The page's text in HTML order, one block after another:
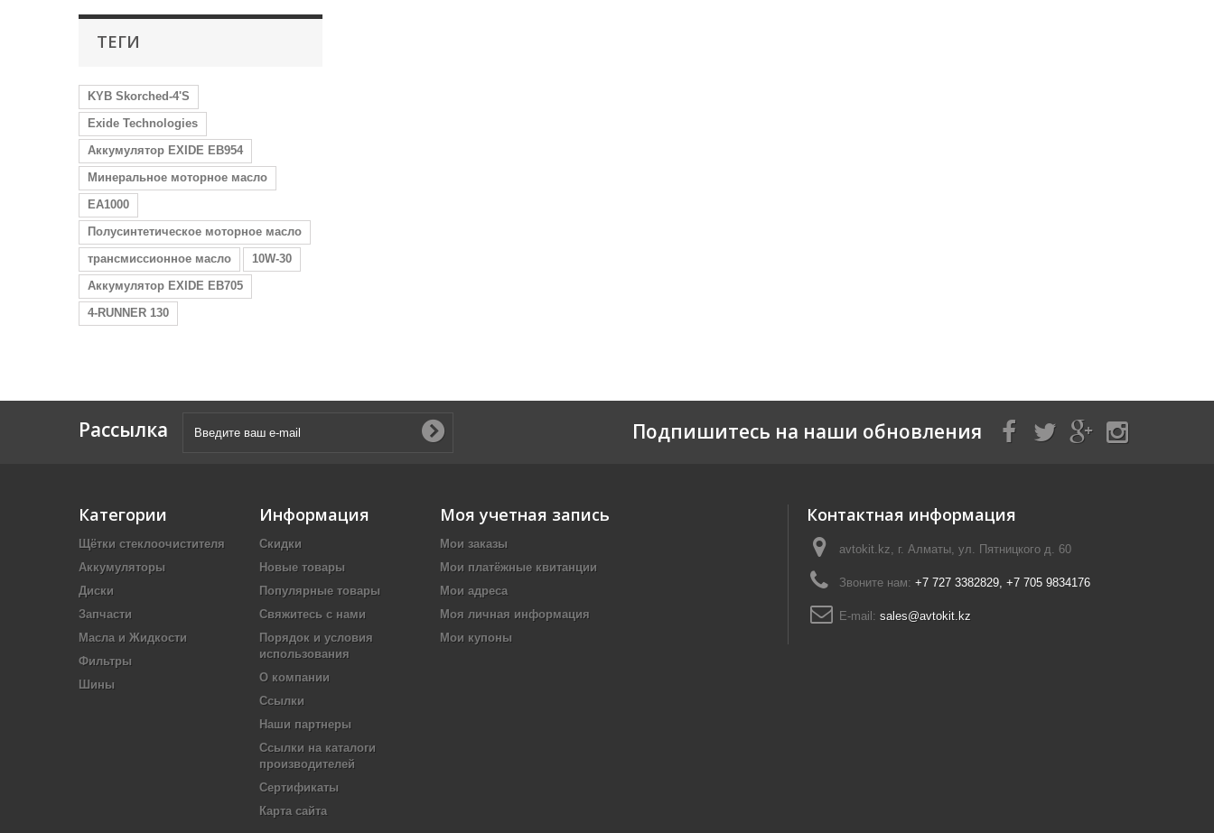
ТЕГИ
KYB Skorched-4'S
Exide Technologies
Аккумулятор EXIDE EB954
Минеральное моторное масло
EA1000
Полусинтетическое моторное масло
трансмиссионное масло
10W-30
Аккумулятор EXIDE EB705
4-RUNNER 130
Рассылка Подпишитесь на наши обновления
Категории
Щётки стеклоочистителя
Аккумуляторы
Диски
Запчасти
Масла и Жидкости
Фильтры
Шины
Информация
Скидки
Новые товары
Популярные товары
Свяжитесь с нами
Порядок и условия
использования
О компании
Ссылки
Наши партнеры
Ссылки на каталоги
производителей
Сертификаты
Карта сайта
Моя учетная запись
Мои заказы
Мои платёжные квитанции
Мои адреса
Моя личная информация
Мои купоны
Контактная информация
avtokit.kz, г. Алматы, ул. Пятницкого д. 60
Звоните нам: +7 727 3382829, +7 705 9834176
E-mail: sales@avtokit.kz